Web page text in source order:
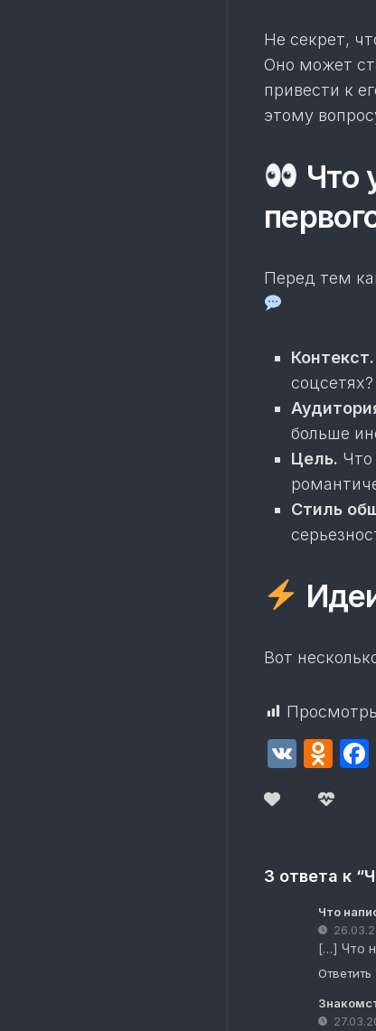
Не секрет,
Оно может
привести к
этому
Что
Перед тем
Контекст.
больше
Цель.
Стиль
Вот
VK
3 ответа к
Что
[…] Что
Ответить